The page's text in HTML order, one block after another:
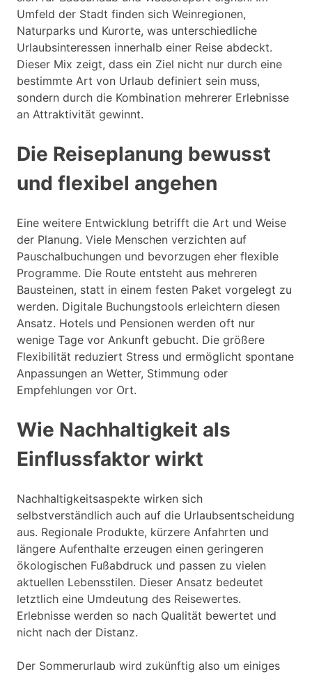
Umfeld der Stadt finden sich Weinregionen,
Naturparks und Kurorte, was unterschiedliche
Urlaubsinteressen innerhalb einer Reise abdeckt.
Dieser Mix zeigt, dass ein Ziel nicht nur durch eine
bestimmte Art von Urlaub definiert sein muss,
sondern durch die Kombination mehrerer Erlebnisse
an Attraktivität gewinnt.
Die Reiseplanung bewusst
und flexibel angehen
Eine weitere Entwicklung betrifft die Art und Weise
der Planung. Viele Menschen verzichten auf
Pauschalbuchungen und bevorzugen eher flexible
Programme. Die Route entsteht aus mehreren
Bausteinen, statt in einem festen Paket vorgelegt zu
werden. Digitale Buchungstools erleichtern diesen
Ansatz. Hotels und Pensionen werden oft nur
wenige Tage vor Ankunft gebucht. Die größere
Flexibilität reduziert Stress und ermöglicht spontane
Anpassungen an Wetter, Stimmung oder
Empfehlungen vor Ort.
Wie Nachhaltigkeit als
Einflussfaktor wirkt
Nachhaltigkeitsaspekte wirken sich
selbstverständlich auch auf die Urlaubsentscheidung
aus. Regionale Produkte, kürzere Anfahrten und
längere Aufenthalte erzeugen einen geringeren
ökologischen Fußabdruck und passen zu vielen
aktuellen Lebensstilen. Dieser Ansatz bedeutet
letztlich eine Umdeutung des Reisewertes.
Erlebnisse werden so nach Qualität bewertet und
nicht nach der Distanz.
Der Sommerurlaub wird zukünftig also um einiges